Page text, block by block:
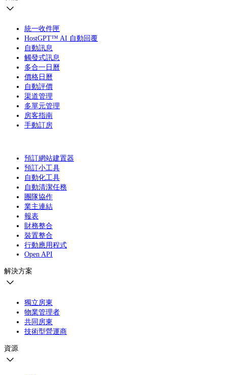
統一收件匣
HostGPT™ AI 自動回覆
自動訊息
觸發式訊息
多合一日曆
價格日曆
自動評價
渠道管理
多單元管理
房客指南
手動訂房
預訂網站建置器
預訂小工具
自動化工具
自動清潔任務
團隊協作
業主連結
報表
財務整合
裝置整合
行動應用程式
Open API
解決方案
獨立房東
物業管理者
共同房東
技術型營運商
資源